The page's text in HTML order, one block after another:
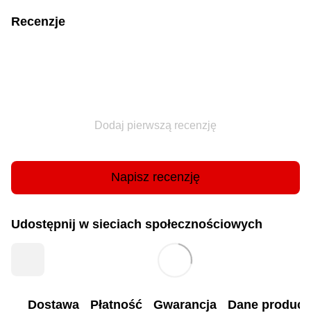
Recenzje
Dodaj pierwszą recenzję
Napisz recenzję
Udostępnij w sieciach społecznościowych
Dostawa Płatność Gwarancja Dane